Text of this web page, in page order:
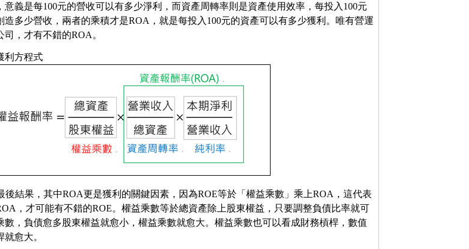
意義是每100元的營收可以有多少淨利，而資產周轉率則是資產使用效率，每投入100元
造多少營收，兩者的乘積才是ROA，就是每投入100元的資產可以有多少獲利。唯有營運
司，才有不錯的ROA。
利方程式
後結果，其中ROA更是獲利的關鍵因素，因為ROE等於「權益乘數」乘上ROA，這代表
，才可能有不錯的ROE。權益乘數等於總資產除上股東權益，只要調整負債比率就可
數，負債愈多股東權益就愈小，權益乘數就愈大。權益乘數也可以看成財務槓桿，數值
愈大。